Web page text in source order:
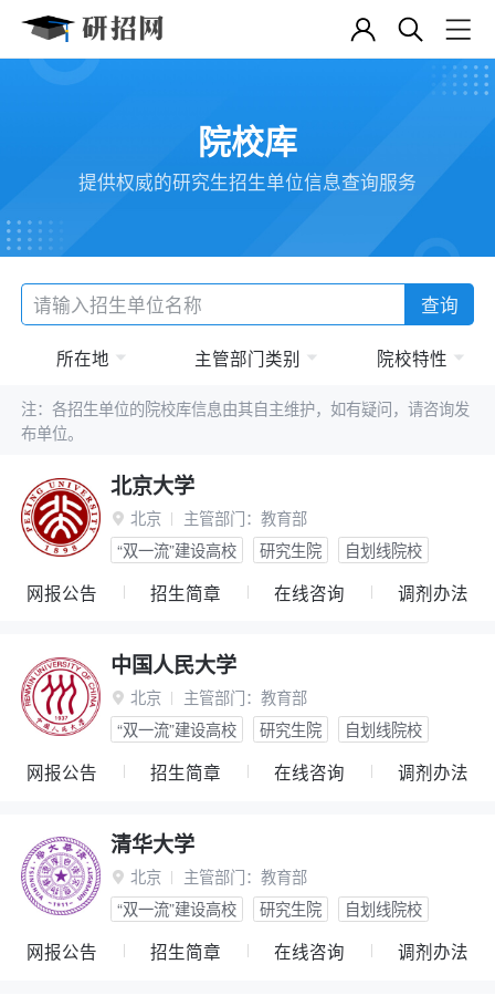
院校库
提供权威的研究生招生单位信息查询服务
查询
所在地 主管部门类别 院校特性
注：各招生单位的院校库信息由其自主维护，如有疑问，请咨询发
布单位。
北京大学
 北京 主管部门： 教育部
“双一流”建设高校
研究生院 自划线院校
网报公告 招生简章 在线咨询 调剂办法
中国人民大学
 北京 主管部门： 教育部
“双一流”建设高校
研究生院 自划线院校
网报公告 招生简章 在线咨询 调剂办法
清华大学
 北京 主管部门： 教育部
“双一流”建设高校
研究生院 自划线院校
网报公告 招生简章 在线咨询 调剂办法